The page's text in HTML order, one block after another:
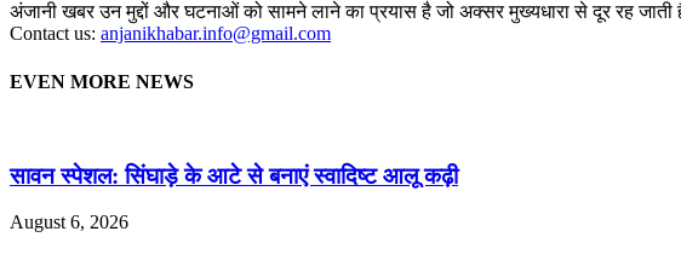
अंजानी खबर उन मुद्दों और घटनाओं को सामने लाने का प्रयास है जो अक्सर मुख्यधारा से दूर रह
Contact us: anjanikhabar.info@gmail.com
EVEN MORE NEWS
सावन स्पेशल: सिंघाड़े के आटे से बनाएं स्वादिष्ट आलू कढ़ी
August 6, 2026